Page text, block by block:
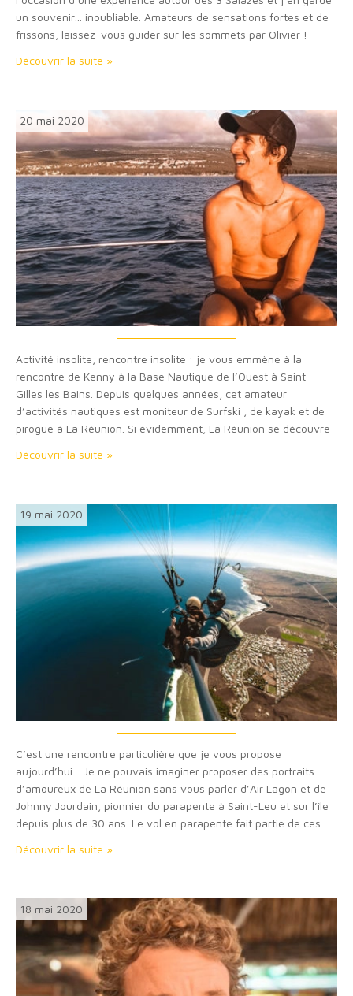
un souvenir… inoubliable. Amateurs de sensations fortes et de
frissons, laissez-vous guider sur les sommets par Olivier !
l’île de…
Découvrir la suite »
20 mai 2020
Activité insolite, rencontre insolite : je vous emmène à la
rencontre de Kenny à la Base Nautique de l’Ouest à Saint-
Gilles les Bains. Depuis quelques années, cet amateur
d’activités nautiques est moniteur de Surfski , de kayak et de
pirogue à La Réunion. Si évidemment, La Réunion se découvre
vers…
Découvrir la suite »
19 mai 2020
C’est une rencontre particulière que je vous propose
aujourd’hui… Je ne pouvais imaginer proposer des portraits
d’amoureux de La Réunion sans vous parler d’Air Lagon et de
Johnny Jourdain, pionnier du parapente à Saint-Leu et sur l’île
depuis plus de 30 ans. Le vol en parapente fait partie de ces
de…
Découvrir la suite »
18 mai 2020